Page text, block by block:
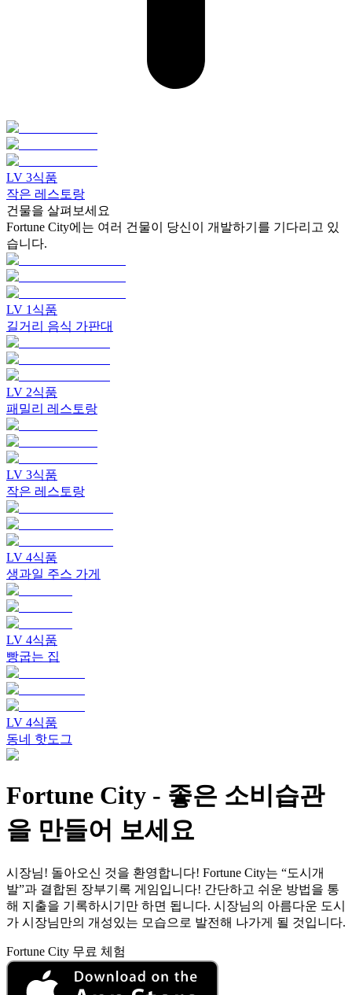
LV 3식품
작은 레스토랑
건물을 살펴보세요
Fortune City에는 여러 건물이 당신이 개발하기를 기다리고 있
습니다.
LV 1 식품
길거리 음식 가판대
LV 2식품
패밀리 레스토랑
LV 3식품
작은 레스토랑
LV 4식품
생과일 주스 가게
LV 4식품
빵굽는 집
LV 4식품
동네 핫도그
Fortune City - 좋은 소비습관
을 만들어 보세요
시장님! 돌아오신 것을 환영합니다! Fortune City는 “도시개
발”과 결합된 장부기록 게임입니다! 간단하고 쉬운 방법을 통
해 지출을 기록하시기만 하면 됩니다. 시장님의 아름다운 도시
가 시장님만의 개성있는 모습으로 발전해 나가게 될 것입니다.
Fortune City 무료 체험